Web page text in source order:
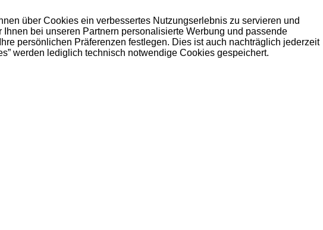
über Cookies ein verbessertes Nutzungserlebnis zu servieren und
bei unseren Partnern personalisierte Werbung und passende
persönlichen Präferenzen festlegen. Dies ist auch nachträglich jederzeit
werden lediglich technisch notwendige Cookies gespeichert.